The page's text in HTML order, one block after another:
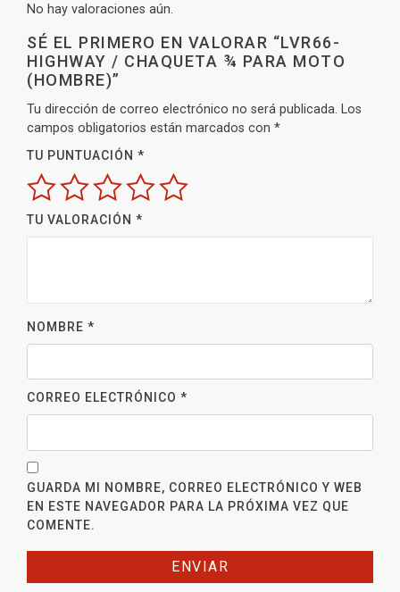
No hay valoraciones aún.
SÉ EL PRIMERO EN VALORAR “LVR66-
HIGHWAY / CHAQUETA ¾ PARA MOTO
(HOMBRE)”
Tu dirección de correo electrónico no será publicada. Los
campos obligatorios están marcados con *
TU PUNTUACIÓN *
TU VALORACIÓN *
NOMBRE *
CORREO ELECTRÓNICO *
GUARDA MI NOMBRE, CORREO ELECTRÓNICO Y WEB
EN ESTE NAVEGADOR PARA LA PRÓXIMA VEZ QUE
COMENTE.